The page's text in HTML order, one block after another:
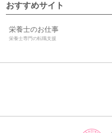
おすすめサイト
栄養士のお仕事
栄養士専門の転職支援